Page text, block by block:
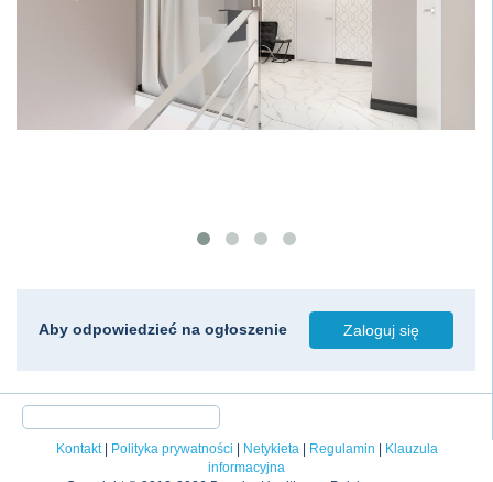
Aby odpowiedzieć na ogłoszenie Zaloguj się
Kontakt| Polityka prywatności | Netykieta | Regulamin | Klauzula
informacyjna